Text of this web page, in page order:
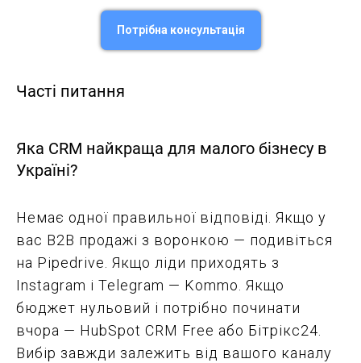
Потрібна консультація
Часті питання
Яка CRM найкраща для малого бізнесу в
Україні?
Немає одної правильної відповіді. Якщо у
вас B2B продажі з воронкою — подивіться
на Pipedrive. Якщо ліди приходять з
Instagram і Telegram — Kommo. Якщо
бюджет нульовий і потрібно починати
вчора — HubSpot CRM Free або Бітрікс24.
Вибір завжди залежить від вашого каналу